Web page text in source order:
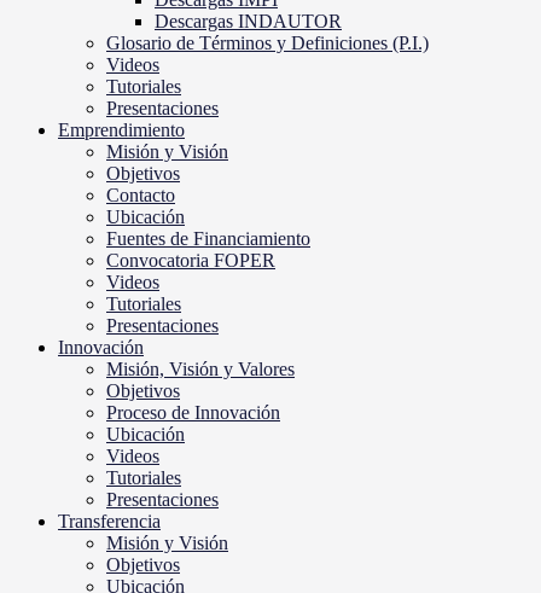
Descargas INDAUTOR
Glosario de Términos y Definiciones (P.I.)
Videos
Tutoriales
Presentaciones
Emprendimiento
Misión y Visión
Objetivos
Contacto
Ubicación
Fuentes de Financiamiento
Convocatoria FOPER
Videos
Tutoriales
Presentaciones
Innovación
Misión, Visión y Valores
Objetivos
Proceso de Innovación
Ubicación
Videos
Tutoriales
Presentaciones
Transferencia
Misión y Visión
Objetivos
Ubicación